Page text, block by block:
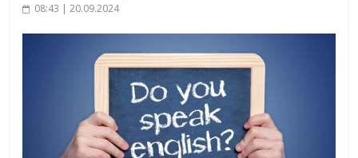
08:43 | 20.09.2024